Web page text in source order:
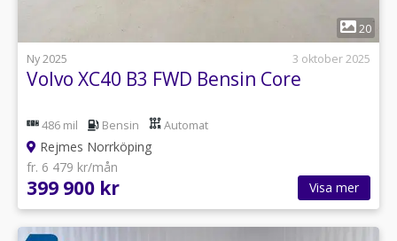
20
Ny 2025
3 oktober 2025
Volvo XC40 B3 FWD Bensin Core
486 mil Bensin Automat
Rejmes Norrköping
fr. 6 479 kr/mån
399 900 kr Visa mer